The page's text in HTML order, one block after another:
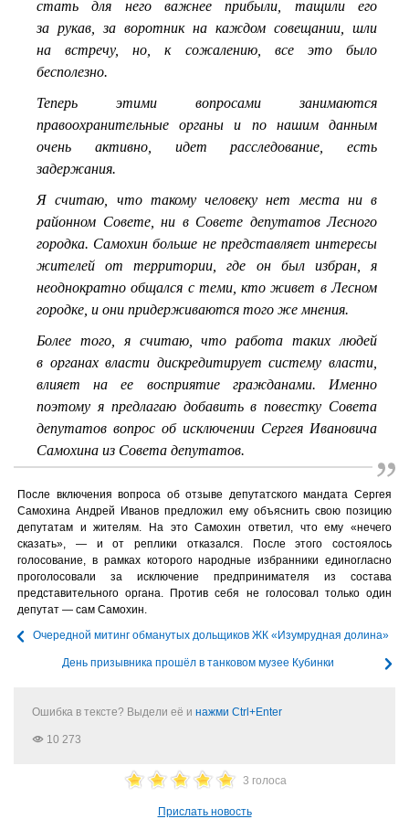
стать для него важнее прибыли, тащили его
за рукав, за воротник на каждом совещании, шли
на встречу, но, к сожалению, все это было
бесполезно.
Теперь этими вопросами занимаются
правоохранительные органы и по нашим данным
очень активно, идет расследование, есть
задержания.
Я считаю, что такому человеку нет места ни в
районном Совете, ни в Совете депутатов Лесного
городка. Самохин больше не представляет интересы
жителей от территории, где он был избран, я
неоднократно общался с теми, кто живет в Лесном
городке, и они придерживаются того же мнения.
Более того, я считаю, что работа таких людей
в органах власти дискредитирует систему власти,
влияет на ее восприятие гражданами. Именно
поэтому я предлагаю добавить в повестку Совета
депутатов вопрос об исключении Сергея Ивановича
Самохина из Совета депутатов.
После включения вопроса об отзыве депутатского мандата Сергея
Самохина Андрей Иванов предложил ему объяснить свою позицию
депутатам и жителям. На это Самохин ответил, что ему «нечего
сказать», — и от реплики отказался. После этого состоялось
голосование, в рамках которого народные избранники единогласно
проголосовали за исключение предпринимателя из состава
представительного органа. Против себя не голосовал только один
депутат — сам Самохин.
Очередной митинг обманутых дольщиков ЖК «Изумрудная долина»
День призывника прошёл в танковом музее Кубинки
Ошибка в тексте? Выдели её и нажми Ctrl+Enter
10 273
3 голоса
Прислать новость